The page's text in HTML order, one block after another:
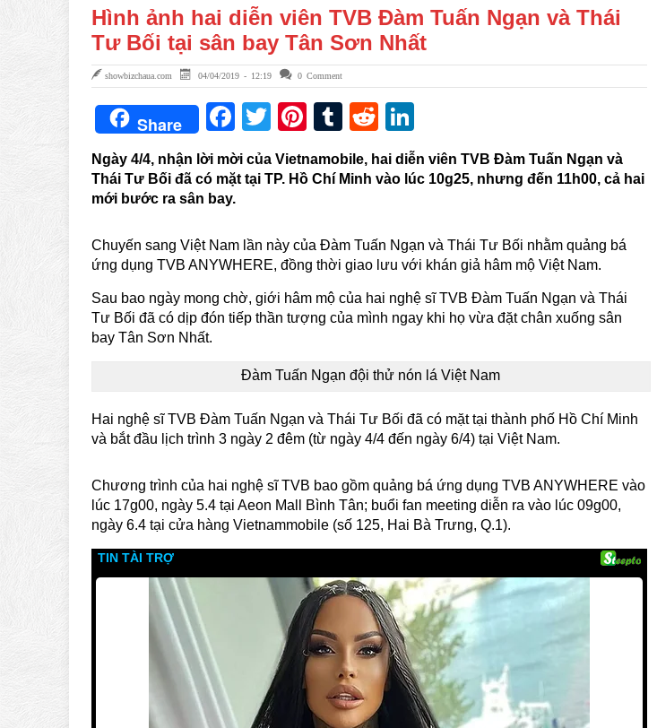
Hình ảnh hai diễn viên TVB Đàm Tuấn Ngạn và Thái
Tư Bối tại sân bay Tân Sơn Nhất
showbizchaua.com 04/04/2019 - 12:19 0 Comment
Share Facebook
TwitterPinterest
TumblrReddit
Ngày 4/4, nhận lời mời của Vietnamobile, hai diễn viên TVB Đàm Tuấn Ngạn và
Thái Tư Bối đã có mặt tại TP. Hồ Chí Minh vào lúc 10g25, nhưng đến 11h00, cả hai
mới bước ra sân bay.
Chuyến sang Việt Nam lần này của Đàm Tuấn Ngạn và Thái Tư Bối nhằm quảng bá
ứng dụng TVB ANYWHERE, đồng thời giao lưu với khán giả hâm mộ Việt Nam.
Sau bao ngày mong chờ, giới hâm mộ của hai nghệ sĩ TVB Đàm Tuấn Ngạn và Thái
Tư Bối đã có dịp đón tiếp thần tượng của mình ngay khi họ vừa đặt chân xuống sân
bay Tân Sơn Nhất.
Đàm Tuấn Ngạn đội thử nón lá Việt Nam
Hai nghệ sĩ TVB Đàm Tuấn Ngạn và Thái Tư Bối đã có mặt tại thành phố Hồ Chí Minh
và bắt đầu lịch trình 3 ngày 2 đêm (từ ngày 4/4 đến ngày 6/4) tại Việt Nam.
Chương trình của hai nghệ sĩ TVB bao gồm quảng bá ứng dụng TVB ANYWHERE vào
lúc 17g00, ngày 5.4 tại Aeon Mall Bình Tân; buổi fan meeting diễn ra vào lúc 09g00,
ngày 6.4 tại cửa hàng Vietnammobile (số 125, Hai Bà Trưng, Q.1).